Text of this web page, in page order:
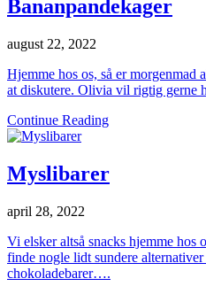
Bananpandekager
august 22, 2022
Hjemme hos os, så er morgenmad
at diskutere. Olivia vil rigtig
Continue Reading
Myslibarer
april 28, 2022
Vi elsker altså snacks hjemme hos
finde nogle lidt sundere
chokoladebarer….